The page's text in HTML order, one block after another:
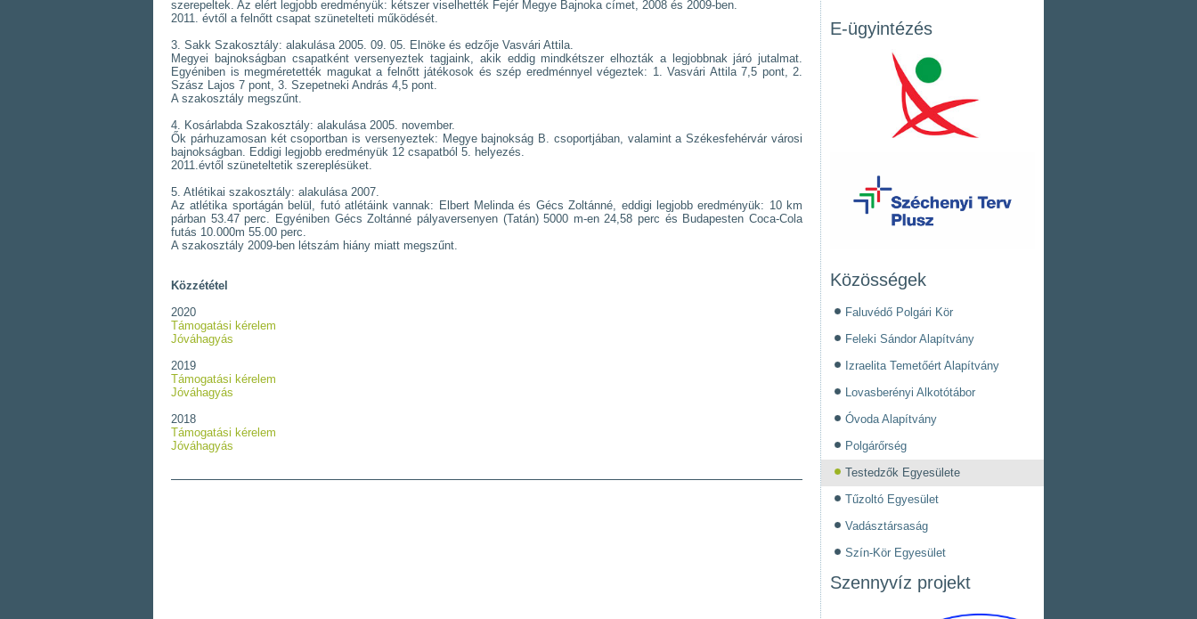
szerepeltek. Az elért legjobb eredményük: kétszer viselhették Fejér Megye Bajnoka címet, 2008 és 2009-ben.
2011. évtől a felnőtt csapat szünetelteti működését.
3. Sakk Szakosztály: alakulása 2005. 09. 05. Elnöke és edzője Vasvári Attila.
Megyei bajnokságban csapatként versenyeztek tagjaink, akik eddig mindkétszer elhozták a legjobbnak járó jutalmat.
Egyéniben is megméretették magukat a felnőtt játékosok és szép eredménnyel végeztek: 1. Vasvári Attila 7,5 pont, 2.
Szász Lajos 7 pont, 3. Szepetneki András 4,5 pont.
A szakosztály megszűnt.
4. Kosárlabda Szakosztály: alakulása 2005. november.
Ők párhuzamosan két csoportban is versenyeztek: Megye bajnokság B. csoportjában, valamint a Székesfehérvár városi
bajnokságban. Eddigi legjobb eredményük 12 csapatból 5. helyezés.
2011.évtől szüneteltetik szereplésüket.
5. Atlétikai szakosztály: alakulása 2007.
Az atlétika sportágán belül, futó atlétáink vannak: Elbert Melinda és Gécs Zoltánné, eddigi legjobb eredményük: 10 km
párban 53.47 perc. Egyéniben Gécs Zoltánné pályaversenyen (Tatán) 5000 m-en 24,58 perc és Budapesten Coca-Cola
futás 10.000m 55.00 perc.
A szakosztály 2009-ben létszám hiány miatt megszűnt.
Közzététel
2020
Támogatási kérelem
Jóváhagyás
2019
Támogatási kérelem
Jóváhagyás
2018
Támogatási kérelem
Jóváhagyás
E-ügyintézés
Közösségek
Faluvédő Polgári Kör
Feleki Sándor Alapítvány
Izraelita Temetőért Alapítvány
Lovasberényi Alkotótábor
Óvoda Alapítvány
Polgárőrség
Testedzők Egyesülete
Tűzoltó Egyesület
Vadásztársaság
Szín-Kör Egyesület
Szennyvíz projekt